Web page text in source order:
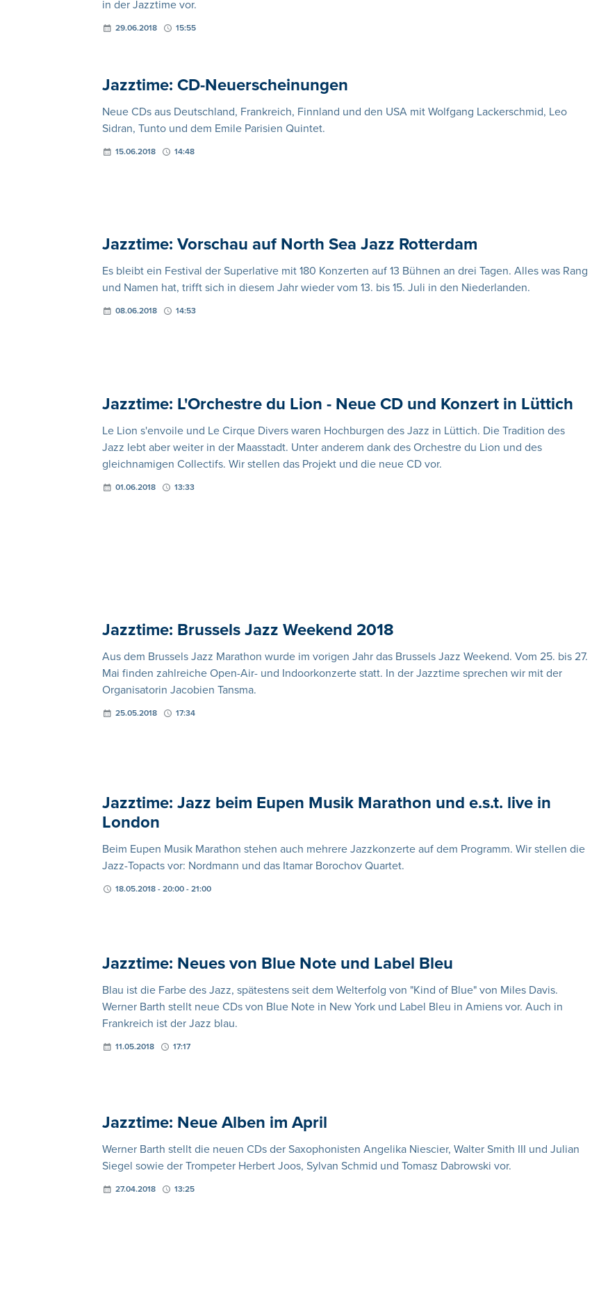
in der Jazztime vor.
29.06.2018 15:55
Jazztime: CD-Neuerscheinungen
Neue CDs aus Deutschland, Frankreich, Finnland und den USA mit Wolfgang Lackerschmid, Leo
Sidran, Tunto und dem Emile Parisien Quintet.
15.06.2018 14:48
Jazztime: Vorschau auf North Sea Jazz Rotterdam
Es bleibt ein Festival der Superlative mit 180 Konzerten auf 13 Bühnen an drei Tagen. Alles was Rang
und Namen hat, trifft sich in diesem Jahr wieder vom 13. bis 15. Juli in den Niederlanden.
08.06.2018 14:53
Jazztime: L'Orchestre du Lion - Neue CD und Konzert in Lüttich
Le Lion s'envoile und Le Cirque Divers waren Hochburgen des Jazz in Lüttich. Die Tradition des
Jazz lebt aber weiter in der Maasstadt. Unter anderem dank des Orchestre du Lion und des
gleichnamigen Collectifs. Wir stellen das Projekt und die neue CD vor.
01.06.2018 13:33
Jazztime: Brussels Jazz Weekend 2018
Aus dem Brussels Jazz Marathon wurde im vorigen Jahr das Brussels Jazz Weekend. Vom 25. bis 27.
Mai finden zahlreiche Open-Air- und Indoorkonzerte statt. In der Jazztime sprechen wir mit der
Organisatorin Jacobien Tansma.
25.05.2018 17:34
Jazztime: Jazz beim Eupen Musik Marathon und e.s.t. live in
London
Beim Eupen Musik Marathon stehen auch mehrere Jazzkonzerte auf dem Programm. Wir stellen die
Jazz-Topacts vor: Nordmann und das Itamar Borochov Quartet.
18.05.2018 - 20:00 - 21:00
Jazztime: Neues von Blue Note und Label Bleu
Blau ist die Farbe des Jazz, spätestens seit dem Welterfolg von "Kind of Blue" von Miles Davis.
Werner Barth stellt neue CDs von Blue Note in New York und Label Bleu in Amiens vor. Auch in
Frankreich ist der Jazz blau.
11.05.2018 17:17
Jazztime: Neue Alben im April
Werner Barth stellt die neuen CDs der Saxophonisten Angelika Niescier, Walter Smith III und Julian
Siegel sowie der Trompeter Herbert Joos, Sylvan Schmid und Tomasz Dabrowski vor.
27.04.2018 13:25